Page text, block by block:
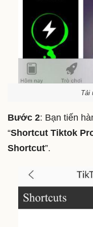
Tải
Bước 2: Bạn tiến
“Shortcut Tiktok
Shortcut”.